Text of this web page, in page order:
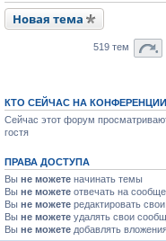
Новая тема
519 тем
КТО СЕЙЧАС НА КОНФЕРЕНЦИИ
Сейчас этот форум
гостя
ПРАВА ДОСТУПА
Вы не можете начинать темы
Вы не можете отвечать на
Вы не можете редактировать
Вы не можете удалять свои
Вы не можете добавлять